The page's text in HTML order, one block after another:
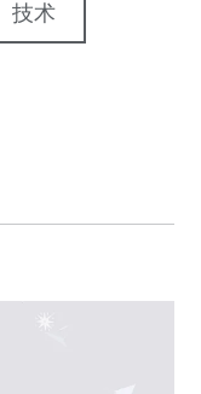
技术